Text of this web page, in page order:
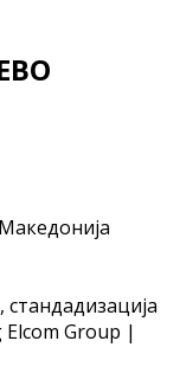
Group |